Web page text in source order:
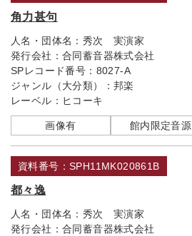
角力甚句
人名・団体名： 秀次 実演家
発行会社： 合同蓄音器株式会社
SPレコード番号： 8027-A
ジャンル（大分類）： 邦楽
レーベル： ヒコーキ
画像有 館内限定音源
資料番号：SPH11MK020861B
都々逸
人名・団体名： 秀次 実演家
発行会社： 合同蓄音器株式会社